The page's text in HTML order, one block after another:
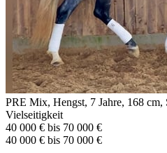
PRE Mix, Hengst, 7 Jahre, 168 cm,
Vielseitigkeit
40 000 € bis 70 000 €
40 000 € bis 70 000 €